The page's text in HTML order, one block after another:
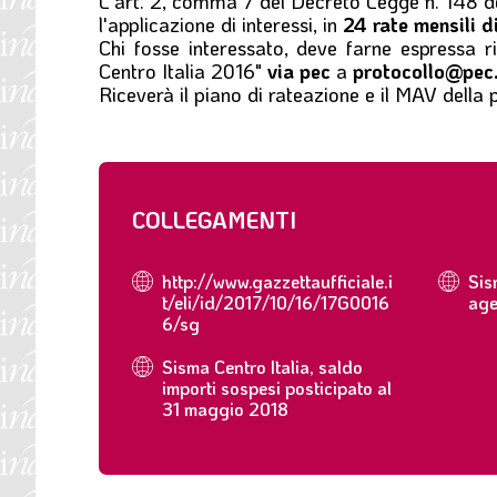
e
l'applicazione di interessi, in 24 rate mensili
Chi fosse interessato, deve farne espressa
Centro Italia 2016" via pec a
Riceverà il piano di rateazione e il MAV
COLLEGAMENTI
http://www.gazzettaufficiale.i
t/eli/id/2017/10/16/17G0016
6/sg
Sisma Centro Italia, saldo
importi sospesi posticipato al
31 maggio 2018